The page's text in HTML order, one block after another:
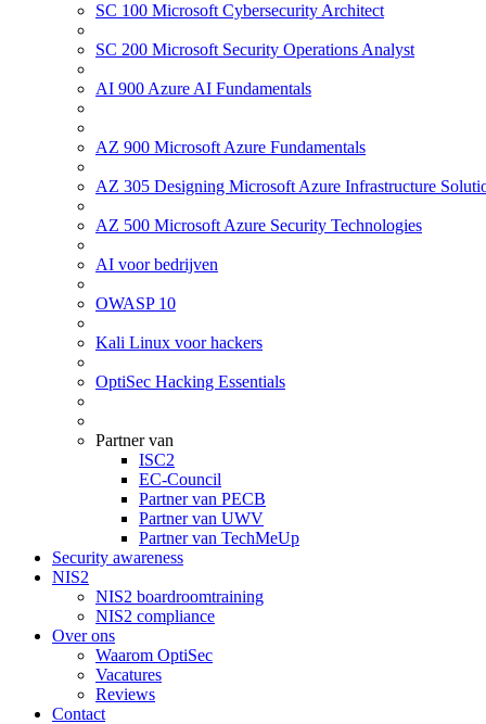
SC 100 Microsoft Cybersecurity Architect
SC 200 Microsoft Security Operations Analyst
AI 900 Azure AI Fundamentals
AZ 900 Microsoft Azure Fundamentals
AZ 305 Designing Microsoft Azure Infrastructure
AZ 500 Microsoft Azure Security Technologies
AI voor bedrijven
OWASP 10
Kali Linux voor hackers
OptiSec Hacking Essentials
Partner van
ISC2
EC-Council
Partner van PECB
Partner van UWV
Partner van TechMeUp
Security awareness
NIS2
NIS2 boardroomtraining
NIS2 compliance
Over ons
Waarom OptiSec
Vacatures
Reviews
Contact